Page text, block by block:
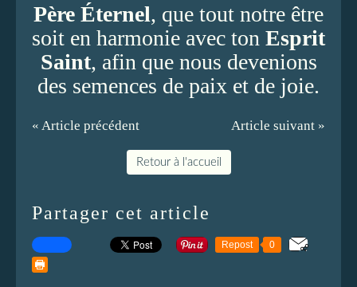
Père Éternel, que tout notre être
soit en harmonie avec ton Esprit
Saint, afin que nous devenions
des semences de paix et de joie.
« Article précédent Article suivant »
Retour à l'accueil
Partager cet article
Repost 0